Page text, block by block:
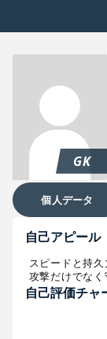
GK
個人データ
自己アピール
スピードと持久
攻撃だけでなく
自己評価チャ